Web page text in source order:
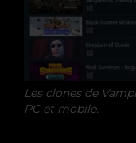
Les clones de
PC et mobile.